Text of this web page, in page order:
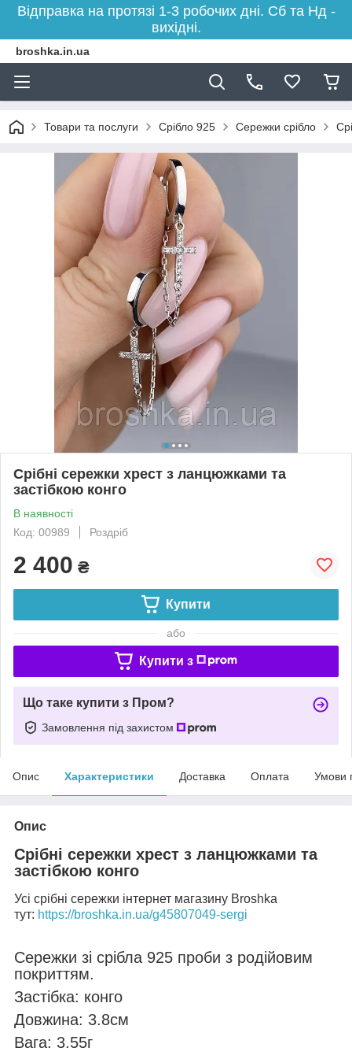
Відправка на протязі 1-3 робочих дні. Сб та Нд -
вихідні.
broshka.in.ua
Товари та послуги Срібло 925 Сережки срібло
Срібні сережки хрест з ланцюжками та
застібкою конго
В наявності
Код: 00989
Роздріб
2 400 ₴
Купити
або
Купити з
Що таке купити з Пром?
Замовлення під захистом
Опис Характеристики Доставка Оплата Умови
Опис
Срібні сережки хрест з ланцюжками та
застібкою конго
Усі срібні сережки інтернет магазину Broshka
тут: https://broshka.in.ua/g45807049-sergi
Сережки зі срібла 925 проби з родійовим
покриттям.
Застібка: конго
Довжина: 3.8см
Вага: 3.55г